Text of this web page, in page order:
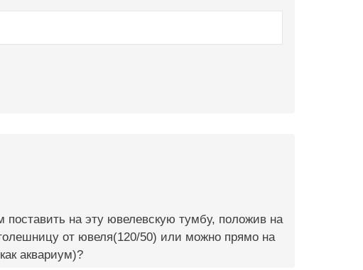
на эту ювелевскую тумбу, положив на
от ювеля(120/50) или можно прямо на
аквариум)?